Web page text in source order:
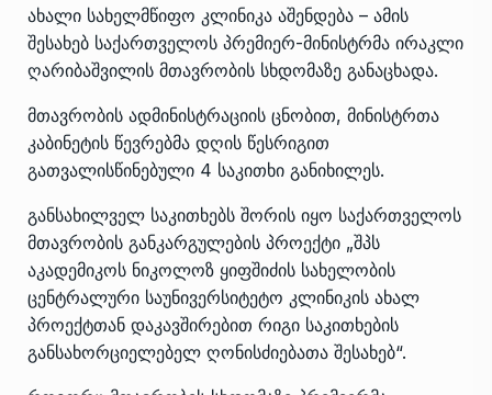
ახალი სახელმწიფო კლინიკა აშენდება – ამის
შესახებ საქართველოს პრემიერ-მინისტრმა ირაკლი
ღარიბაშვილის მთავრობის სხდომაზე განაცხადა.
მთავრობის ადმინისტრაციის ცნობით, მინისტრთა
კაბინეტის წევრებმა დღის წესრიგით
გათვალისწინებული 4 საკითხი განიხილეს.
განსახილველ საკითხებს შორის იყო საქართველოს
მთავრობის განკარგულების პროექტი „შპს
აკადემიკოს ნიკოლოზ ყიფშიძის სახელობის
ცენტრალური საუნივერსიტეტო კლინიკის ახალ
პროექტთან დაკავშირებით რიგი საკითხების
განსახორციელებელ ღონისძიებათა შესახებ“.